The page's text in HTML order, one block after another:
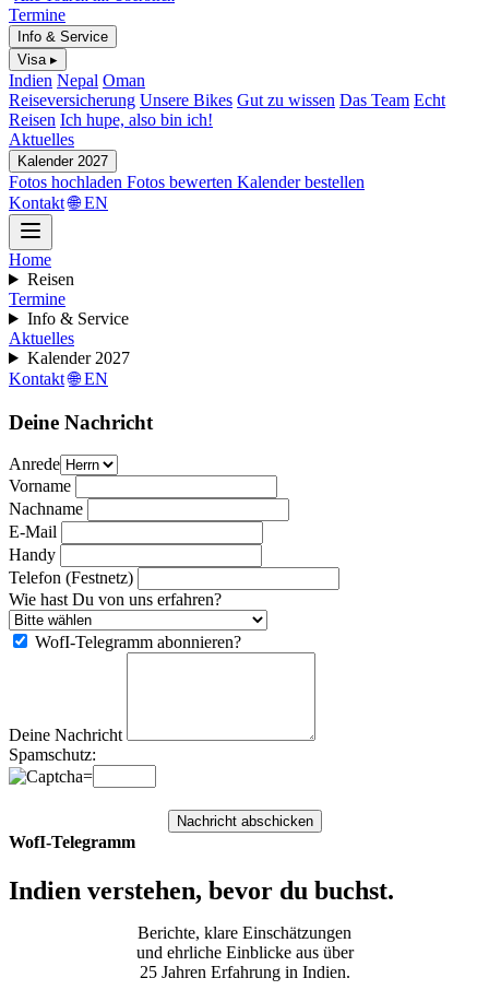
Termine
Info & Service
Visa ▸
Indien Nepal Oman
Reiseversicherung Unsere Bikes Gut zu wissen Das Team Echt
Reisen Ich hupe, also bin ich!
Aktuelles
Kalender 2027
Fotos hochladen Fotos bewerten Kalender bestellen
Kontakt 🌐 EN
Home
Reisen
Termine
Info & Service
Aktuelles
Kalender 2027
Kontakt 🌐 EN
Deine Nachricht
Anrede
Vorname
Nachname
E-Mail
Handy
Telefon (Festnetz)
Wie hast Du von uns erfahren?
WofI-Telegramm abonnieren?
Deine Nachricht
Spamschutz:
=
Nachricht abschicken
WofI-Telegramm
Indien verstehen, bevor du buchst.
Berichte, klare Einschätzungen
und ehrliche Einblicke aus über
25 Jahren Erfahrung in Indien.